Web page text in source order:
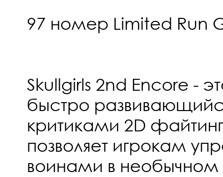
97 номер Limited Run
Skullgirls 2nd Encore -
быстро
критиками 2D
позволяет игрокам
воинами в необычном